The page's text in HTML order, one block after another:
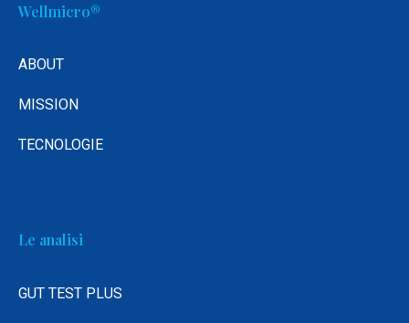
Wellmicro®
ABOUT
MISSION
TECNOLOGIE
Le analisi
GUT TEST PLUS